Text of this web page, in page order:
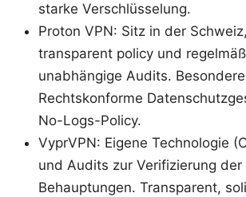
starke Verschlüsselung.
Proton VPN: Sitz in der
transparent policy und
unabhängige Audits.
Rechtskonforme
No-Logs-Policy.
VyprVPN: Eigene Technologie
und Audits zur Verifizierung
Behauptungen. Transparent,